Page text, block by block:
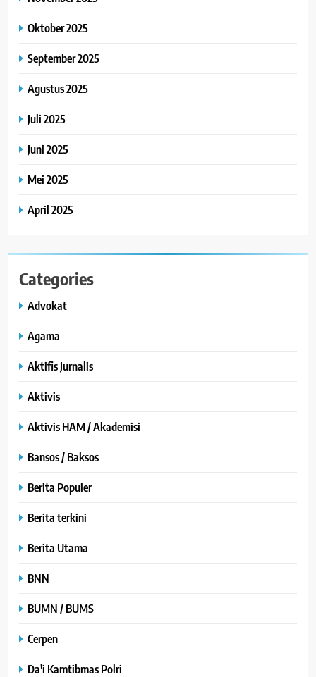
Oktober 2025
September 2025
Agustus 2025
Juli 2025
Juni 2025
Mei 2025
April 2025
Categories
Advokat
Agama
Aktifis Jurnalis
Aktivis
Aktivis HAM / Akademisi
Bansos / Baksos
Berita Populer
Berita terkini
Berita Utama
BNN
BUMN / BUMS
Cerpen
Da'i Kamtibmas Polri